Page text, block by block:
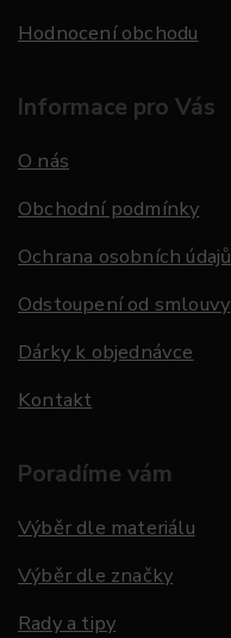
Hodnocení obchodu
Informace pro Vás
O nás
Obchodní podmínky
Ochrana osobních údajů
Odstoupení od smlouvy
Dárky k objednávce
Kontakt
Poradíme vám
Výběr dle materiálu
Výběr dle značky
Rady a tipy